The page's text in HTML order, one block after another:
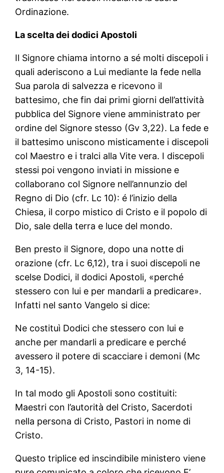
Ordinazione.
La scelta dei dodici Apostoli
Il Signore chiama intorno a sé molti discepoli i
quali aderiscono a Lui mediante la fede nella
Sua parola di salvezza e ricevono il
battesimo, che fin dai primi giorni dell’attività
pubblica del Signore viene amministrato per
ordine del Signore stesso (Gv 3,22). La fede e
il battesimo uniscono misticamente i discepoli
col Maestro e i tralci alla Vite vera. I discepoli
stessi poi vengono inviati in missione e
collaborano col Signore nell’annunzio del
Regno di Dio (cfr. Lc 10): é l’inizio della
Chiesa, il corpo mistico di Cristo e il popolo di
Dio, sale della terra e luce del mondo.
Ben presto il Signore, dopo una notte di
orazione (cfr. Lc 6,12), tra i suoi discepoli ne
scelse Dodici, il dodici Apostoli, «perché
stessero con lui e per mandarli a predicare».
Infatti nel santo Vangelo si dice:
Ne costituì Dodici che stessero con lui e
anche per mandarli a predicare e perché
avessero il potere di scacciare i demoni (Mc
3, 14-15).
In tal modo gli Apostoli sono costituiti:
Maestri con l’autorità del Cristo, Sacerdoti
nella persona di Cristo, Pastori in nome di
Cristo.
Questo triplice ed inscindibile ministero viene